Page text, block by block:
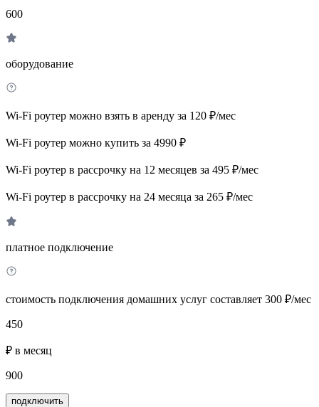
600
оборудование
Wi-Fi роутер можно взять в аренду за 120 ₽/мес
Wi-Fi роутер можно купить за 4990 ₽
Wi-Fi роутер в рассрочку на 12 месяцев за 495 ₽/мес
Wi-Fi роутер в рассрочку на 24 месяца за 265 ₽/мес
платное подключение
стоимость подключения домашних услуг составляет 300 ₽/мес
450
₽ в месяц
900
подключить